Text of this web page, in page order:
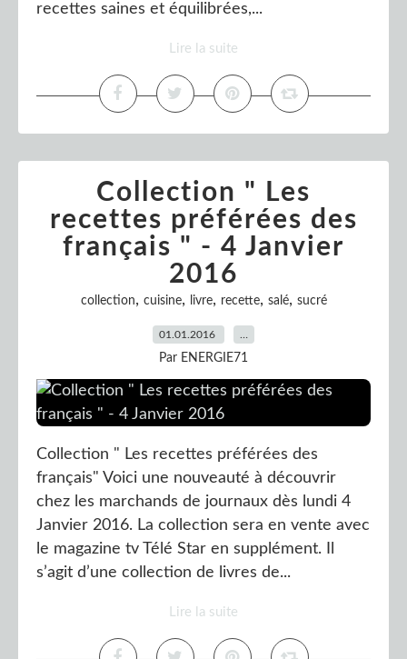
recettes saines et équilibrées,...
Lire la suite
Collection " Les
recettes préférées des
français " - 4 Janvier
2016
collection, cuisine, livre, recette, salé, sucré
01.01.2016
Par ENERGIE71
Collection " Les recettes préférées des
français" Voici une nouveauté à découvrir
chez les marchands de journaux dès lundi 4
Janvier 2016. La collection sera en vente avec
le magazine tv Télé Star en supplément. Il
s’agit d’une collection de livres de...
Lire la suite